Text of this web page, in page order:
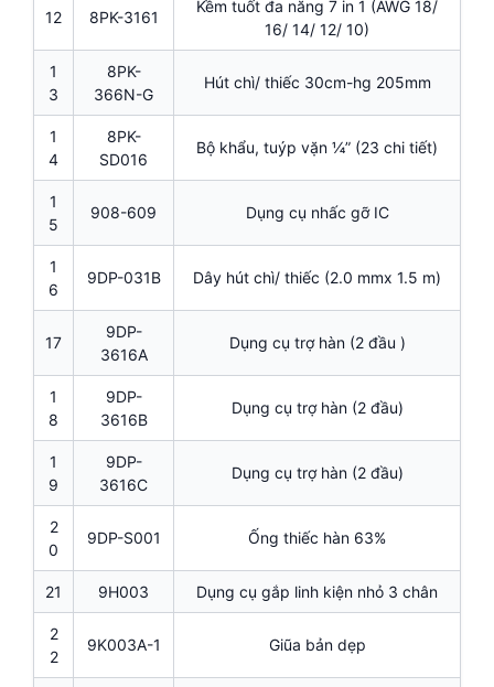
12 8PK-3161
Kềm tuốt đa năng 7 in 1 (AWG 18/
16/ 14/ 12/ 10)
1
3
8PK-
366N-G
Hút chì/ thiếc 30cm-hg 205mm
1
4
8PK-
SD016
Bộ khẩu, tuýp vặn ¼” (23 chi tiết)
1
5
908-609 Dụng cụ nhấc gỡ IC
1
6
9DP-031B Dây hút chì/ thiếc (2.0 mmx 1.5 m)
17
9DP-
3616A
Dụng cụ trợ hàn (2 đầu )
1
8
9DP-
3616B
Dụng cụ trợ hàn (2 đầu)
1
9
9DP-
3616C
Dụng cụ trợ hàn (2 đầu)
2
0
9DP-S001 Ống thiếc hàn 63%
21 9H003 Dụng cụ gắp linh kiện nhỏ 3 chân
2
2
9K003A-1 Giũa bản dẹp